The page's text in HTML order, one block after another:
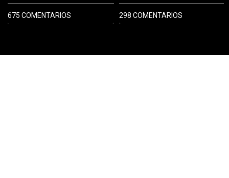
675 COMENTARIOS 298 COMENTARIOS